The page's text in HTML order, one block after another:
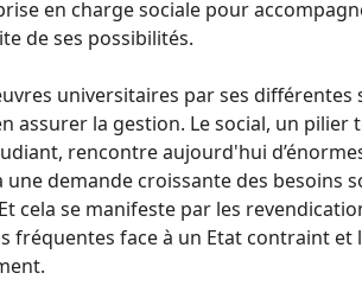
en charge sociale pour
de ses possibilités.
universitaires par ses
assurer la gestion. Le social, un
rencontre aujourd'hui
demande croissante des besoins
cela se manifeste par les
fréquentes face à un Etat contraint et